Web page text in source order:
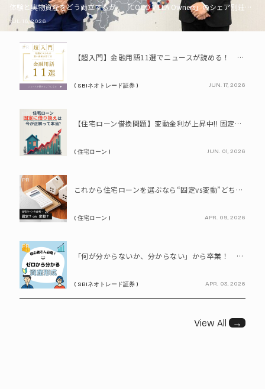
体験と実物資産をどう両立するか。「COCO VILLA Owners」のシェア別荘とい
JUL. 16, 2026
PR
【超入門】金融用語11選でニュースが読める！ 知識ゼロからの賢い資産の育て方
( SBIネオトレード証券 ) JUN. 17, 2026
【住宅ローン借換問題】変動金利が上昇中!! 固定に借り換えるなら今が正解って本当? シミュレーションで比較してみよう
( 住宅ローン ) JUN. 01, 2026
PR
これから住宅ローンを選ぶなら“固定vs変動”どちらが正解? 9割が利用したいと答えた「いま決めなくてもいい」ローンとは!?
( 住宅ローン ) APR. 09, 2026
PR
「何が分からないか、分からない」から卒業！ SBIネオトレード証券で学ぶ、はじめての資産形成
( SBIネオトレード証券 ) APR. 03, 2026
View All →